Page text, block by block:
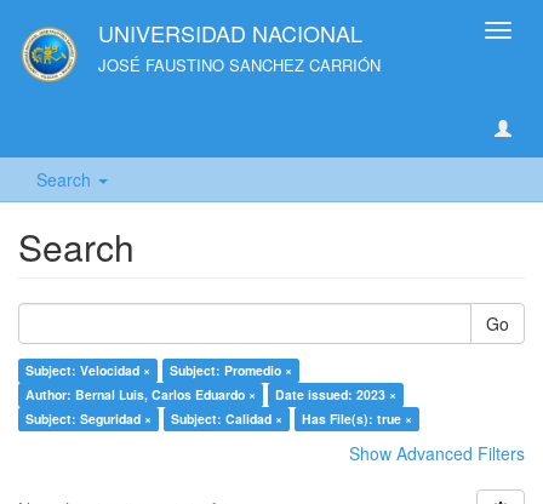
UNIVERSIDAD NACIONAL
JOSÉ FAUSTINO SANCHEZ CARRIÓN
Search
Search
Go
Subject: Velocidad ×
Subject: Promedio ×
Author: Bernal Luis, Carlos Eduardo ×
Date issued: 2023 ×
Subject: Seguridad ×
Subject: Calidad × Has File(s): true ×
Show Advanced Filters